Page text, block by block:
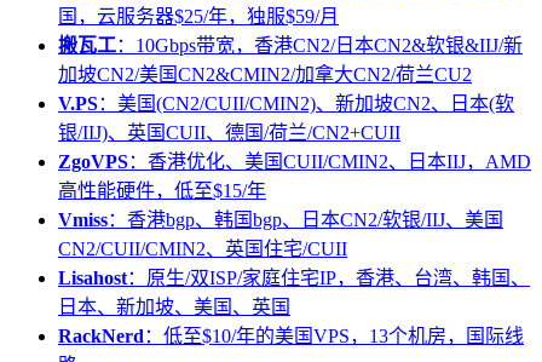
国，云服务器$25/年，独服$59/月
搬瓦工：10Gbps带宽，香港CN2/日本CN2&软银&IIJ/新
加坡CN2/美国CN2&CMIN2/加拿大CN2/荷兰CU2
V.PS：美国(CN2/CUII/CMIN2)、新加坡CN2、日本(软
银/IIJ)、英国CUII、德国/荷兰/CN2+CUII
ZgoVPS：香港优化、美国CUII/CMIN2、日本IIJ，AMD
高性能硬件，低至$15/年
Vmiss：香港bgp、韩国bgp、日本CN2/软银/IIJ、美国
CN2/CUII/CMIN2、英国住宅/CUII
Lisahost：原生/双ISP/家庭住宅IP，香港、台湾、韩国、
日本、新加坡、美国、英国
RackNerd ：低至$10/年的美国VPS，13个机房，国际线